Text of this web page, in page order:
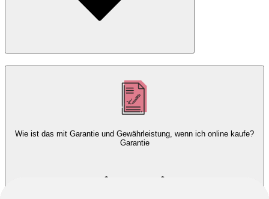
Wie ist das mit Garantie und Gewährleistung, wenn ich online kaufe?
Garantie